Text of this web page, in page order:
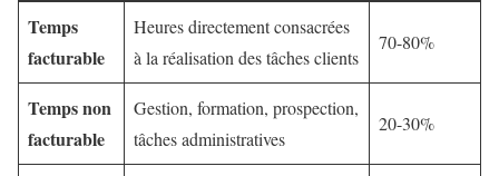
Temps
facturable
Heures directement consacrées
à la réalisation des tâches clients
70-80%
Temps non
facturable
Gestion, formation, prospection,
tâches administratives
20-30%